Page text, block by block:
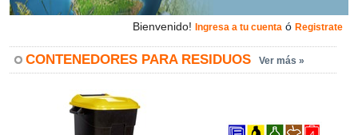
Bienvenido! Ingresa a tu cuenta ó Registrate
CONTENEDORES PARA RESIDUOS Ver más »